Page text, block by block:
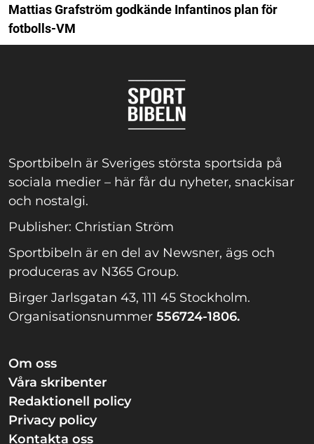
Mattias Grafström godkände Infantinos plan för
fotbolls-VM
Sportbibeln är Sveriges största sportsida på
sociala medier – här får du nyheter, snackisar
och nostalgi.
Publisher: Christian Ström
Sportbibeln är en del av Newsner, ägs och
produceras av N365 Group.
Birger Jarlsgatan 43, 111 45 Stockholm.
Organisationsnummer 556724-1806.
Om oss
Våra skribenter
Redaktionell policy
Privacy policy
Kontakta oss